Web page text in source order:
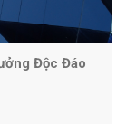
Độc Đáo